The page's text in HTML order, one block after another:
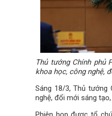
Thủ tướng Chính phủ
khoa học, công nghệ,
Sáng 18/3, Thủ tướng
nghệ, đổi mới sáng